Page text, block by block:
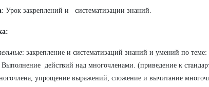
: Урок закреплений и систематизации знаний.
: закрепление и систематизаций знаний и умений по
действий над многочленами. (приведение к
упрощение выражений, сложение и вычитание